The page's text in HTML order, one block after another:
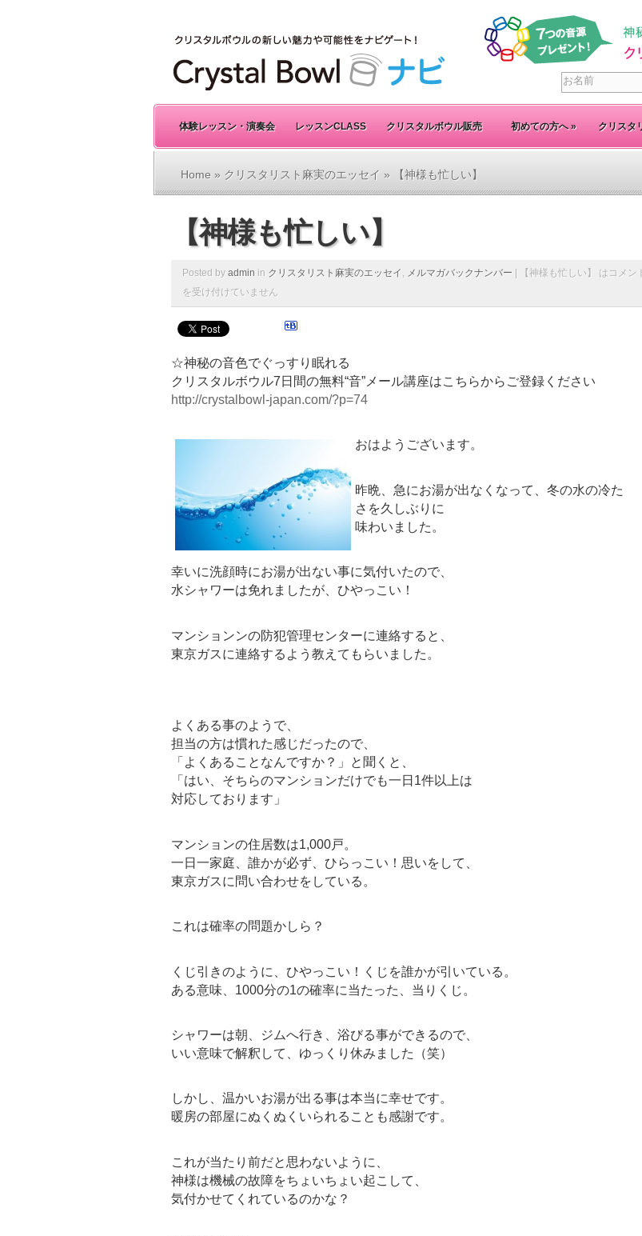
体験レッスン・演奏会 レッスンCLASS クリスタルボウル販売 初めての方へ» クリスタ
Home » クリスタリスト麻実のエッセイ » 【神様も忙しい】
【神様も忙しい】
Posted by admin in クリスタリスト麻実のエッセイ , メルマガバックナンバー 【神様も忙しい】 は コメン
を受け付けていません
☆神秘の音色でぐっすり眠れる
クリスタルボウル7日間の無料“音”メール講座はこちらからご登録ください
http://crystalbowl-japan.com/?p=74
おはようございます。
昨晩、急にお湯が出なくなって、冬の水の冷た
さを久しぶりに
味わいました。
幸いに洗顔時にお湯が出ない事に気付いたので、
水シャワーは免れましたが、ひやっこい！
マンションンの防犯管理センターに連絡すると、
東京ガスに連絡するよう教えてもらいました。
よくある事のようで、
担当の方は慣れた感じだったので、
「よくあることなんですか？」と聞くと、
「はい、そちらのマンションだけでも一日1件以上は
対応しております」
マンションの住居数は1,000戸。
一日一家庭、誰かが必ず、ひらっこい！思いをして、
東京ガスに問い合わせをしている。
これは確率の問題かしら？
くじ引きのように、ひやっこい！くじを誰かが引いている。
ある意味、1000分の1の確率に当たった、当りくじ。
シャワーは朝、ジムへ行き、浴びる事ができるので、
いい意味で解釈して、ゆっくり休みました（笑）
しかし、温かいお湯が出る事は本当に幸せです。
暖房の部屋にぬくぬくいられることも感謝です。
これが当たり前だと思わないように、
神様は機械の故障をちょいちょい起こして、
気付かせてくれているのかな？